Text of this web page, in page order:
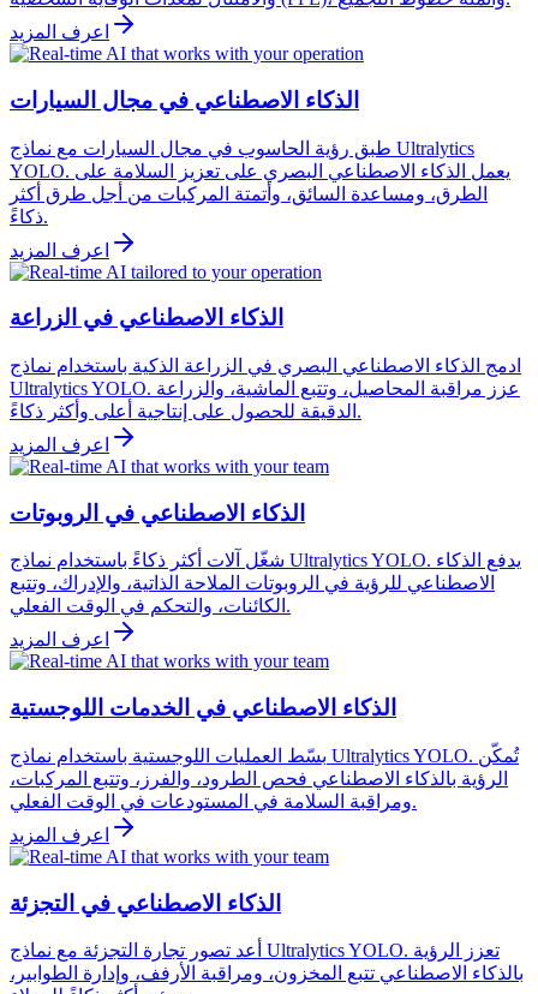
اعرف المزيد
الذكاء الاصطناعي في مجال السيارات
طبق رؤية الحاسوب في مجال السيارات مع نماذج Ultralytics
YOLO. يعمل الذكاء الاصطناعي البصري على تعزيز السلامة على
الطرق، ومساعدة السائق، وأتمتة المركبات من أجل طرق أكثر
ذكاءً.
اعرف المزيد
الذكاء الاصطناعي في الزراعة
ادمج الذكاء الاصطناعي البصري في الزراعة الذكية باستخدام نماذج
Ultralytics YOLO. عزز مراقبة المحاصيل، وتتبع الماشية، والزراعة
الدقيقة للحصول على إنتاجية أعلى وأكثر ذكاءً.
اعرف المزيد
الذكاء الاصطناعي في الروبوتات
شغّل آلات أكثر ذكاءً باستخدام نماذج Ultralytics YOLO. يدفع الذكاء
الاصطناعي للرؤية في الروبوتات الملاحة الذاتية، والإدراك، وتتبع
الكائنات، والتحكم في الوقت الفعلي.
اعرف المزيد
الذكاء الاصطناعي في الخدمات اللوجستية
بسّط العمليات اللوجستية باستخدام نماذج Ultralytics YOLO. تُمكّن
الرؤية بالذكاء الاصطناعي فحص الطرود، والفرز، وتتبع المركبات،
ومراقبة السلامة في المستودعات في الوقت الفعلي.
اعرف المزيد
الذكاء الاصطناعي في التجزئة
أعد تصور تجارة التجزئة مع نماذج Ultralytics YOLO. تعزز الرؤية
بالذكاء الاصطناعي تتبع المخزون، ومراقبة الأرفف، وإدارة الطوابير،